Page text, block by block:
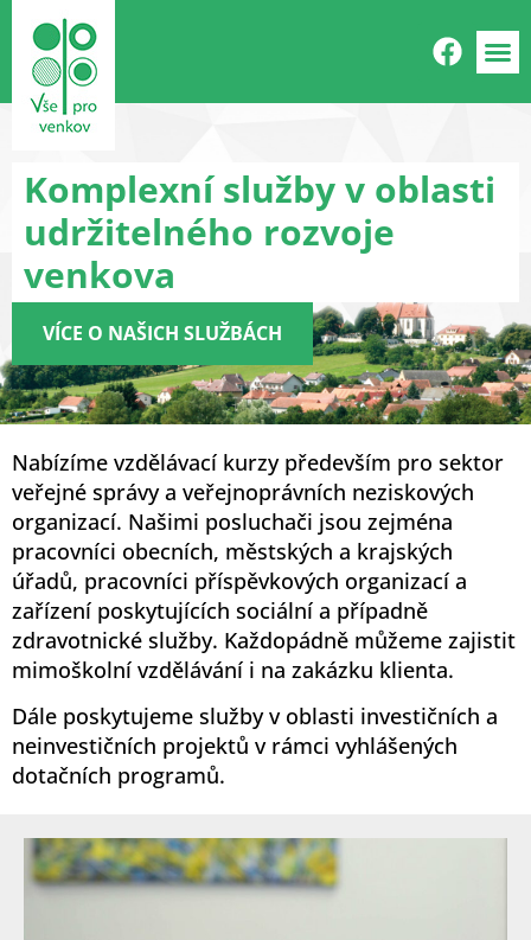
Komplexní služby v oblasti
udržitelného rozvoje
venkova
VÍCE O NAŠICH SLUŽBÁCH
Nabízíme vzdělávací kurzy především pro sektor
veřejné správy a veřejnoprávních neziskových
organizací. Našimi posluchači jsou zejména
pracovníci obecních, městských a krajských
úřadů, pracovníci příspěvkových organizací a
zařízení poskytujících sociální a případně
zdravotnické služby. Každopádně můžeme zajistit
mimoškolní vzdělávání i na zakázku klienta.
Dále poskytujeme služby v oblasti investičních a
neinvestičních projektů v rámci vyhlášených
dotačních programů.